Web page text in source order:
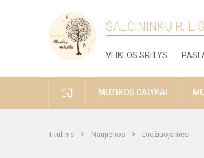
ŠALČININKŲ R.
VEIKLOS SRITYS
PRADŽIAMUZIKOS DALYKAI
Titulinis Naujienos Didžiuojamės